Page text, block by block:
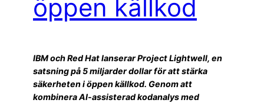
öppen källkod
IBM och Red Hat lanserar Project Lightwell, en
satsning på 5 miljarder dollar för att stärka
säkerheten i öppen källkod. Genom att
kombinera AI-assisterad kodanalys med